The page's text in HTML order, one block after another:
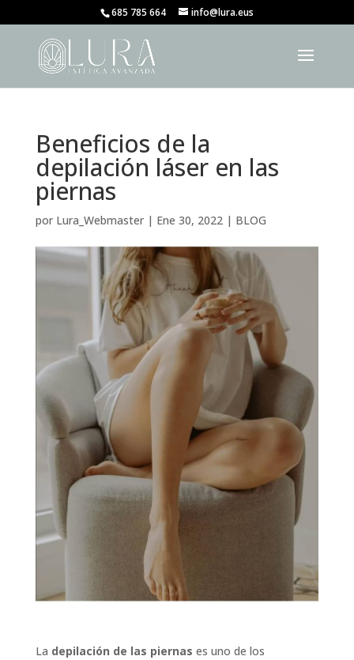
685 785 664 info@lura.eus
Beneficios de la
depilación láser en las
piernas
por Lura_Webmaster| Ene 30, 2022| BLOG
La depilación de las piernas es uno de los